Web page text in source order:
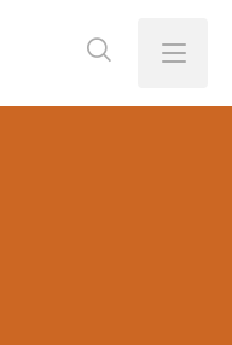
Menu